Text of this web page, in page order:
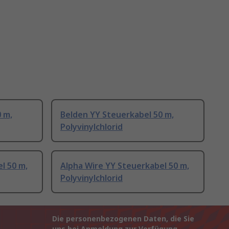
m,
Belden YY Steuerkabel 50 m,
Polyvinylchlorid
50 m,
Alpha Wire YY Steuerkabel 50 m,
Polyvinylchlorid
Die personenbezogenen Daten, die Sie